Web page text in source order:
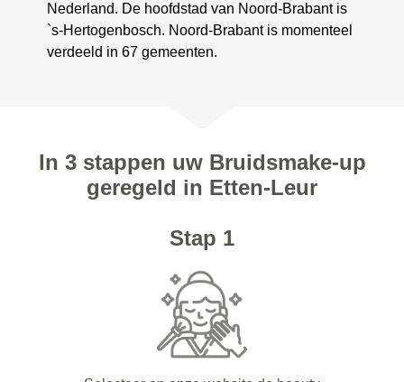
Nederland. De hoofdstad van Noord-Brabant is
`s-Hertogenbosch. Noord-Brabant is momenteel
verdeeld in 67 gemeenten.
In 3 stappen uw Bruidsmake-up
geregeld in Etten-Leur
Stap 1